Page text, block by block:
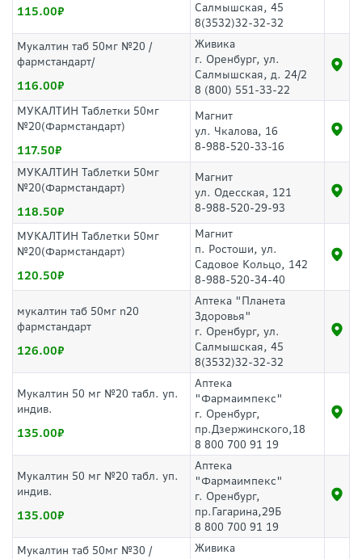
115.00
Салмышская, 45
8(3532)32-32-32
Мукалтин таб 50мг №20 /
фармстандарт/
116.00
Живика
г. Оренбург, ул.
Салмышская, д. 24/2
8 (800) 551-33-22
МУКАЛТИН Таблетки 50мг
№20(Фармстандарт)
117.50
Магнит
ул. Чкалова, 16
8-988-520-33-16
МУКАЛТИН Таблетки 50мг
№20(Фармстандарт)
118.50
Магнит
ул. Одесская, 121
8-988-520-29-93
МУКАЛТИН Таблетки 50мг
№20(Фармстандарт)
120.50
Магнит
п. Ростоши, ул.
Садовое Кольцо, 142
8-988-520-34-40
мукалтин таб 50мг n20
фармстандарт
126.00
Аптека "Планета
Здоровья"
г. Оренбург, ул.
Салмышская, 45
8(3532)32-32-32
Мукалтин 50 мг №20 табл. уп.
индив.
135.00
Аптека
"Фармаимпекс"
г. Оренбург,
пр.Дзержинского,18
8 800 700 91 19
Мукалтин 50 мг №20 табл. уп.
индив.
135.00
Аптека
"Фармаимпекс"
г. Оренбург,
пр.Гагарина,29Б
8 800 700 91 19
Мукалтин таб 50мг №30 /
Живика